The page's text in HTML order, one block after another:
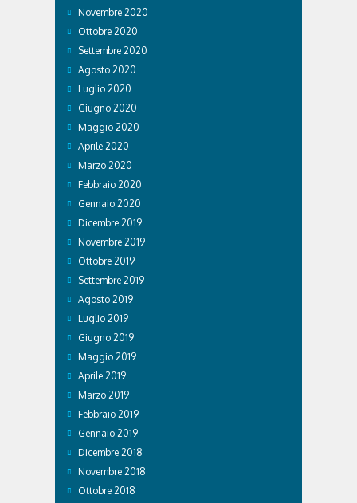
Novembre 2020
Ottobre 2020
Settembre 2020
Agosto 2020
Luglio 2020
Giugno 2020
Maggio 2020
Aprile 2020
Marzo 2020
Febbraio 2020
Gennaio 2020
Dicembre 2019
Novembre 2019
Ottobre 2019
Settembre 2019
Agosto 2019
Luglio 2019
Giugno 2019
Maggio 2019
Aprile 2019
Marzo 2019
Febbraio 2019
Gennaio 2019
Dicembre 2018
Novembre 2018
Ottobre 2018